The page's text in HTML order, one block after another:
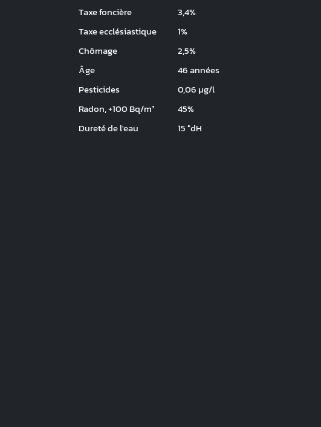
Taxe foncière
3,4%
Taxe ecclésiastique
1%
Chômage
2,5%
Âge
46 années
Pesticides
0,06 µg/l
Radon, +100 Bq/m³
45%
Dureté de l'eau
15 °dH